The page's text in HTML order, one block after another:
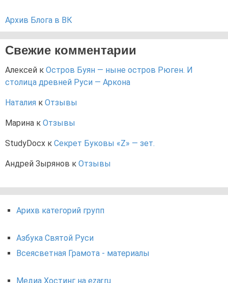
Архив Блога в ВК
Свежие комментарии
Алексей к Остров Буян — ныне остров Рюген. И
столица древней Руси — Аркона
Наталия к Отзывы
Марина к Отзывы
StudyDocx к Секрет Буковы «Z» — зет.
Андрей Зырянов к Отзывы
Арихв категорий групп
Азбука Святой Руси
Всеясветная Грамота - материалы
Медиа Хостинг на ezar.ru